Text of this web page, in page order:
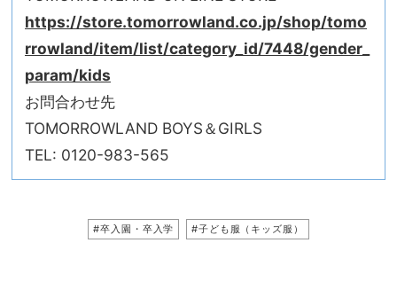
https://store.tomorrowland.co.jp/shop/tomo
rrowland/item/list/category_id/7448/gender_
param/kids
お問合わせ先
TOMORROWLAND BOYS＆GIRLS
TEL: 0120-983-565
#卒入園・卒入学 #子ども服（キッズ服）